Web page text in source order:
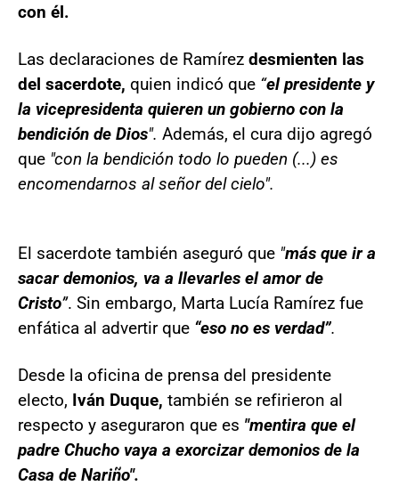
con él.
Las declaraciones de Ramírez desmienten las
del sacerdote, quien indicó que “el presidente y
la vicepresidenta quieren un gobierno con la
bendición de Dios". Además, el cura dijo agregó
que "con la bendición todo lo pueden (...) es
encomendarnos al señor del cielo".
El sacerdote también aseguró que "más que ir a
sacar demonios, va a llevarles el amor de
Cristo”. Sin embargo, Marta Lucía Ramírez fue
enfática al advertir que “eso no es verdad”.
Desde la oficina de prensa del presidente
electo, Iván Duque, también se refirieron al
respecto y aseguraron que es "mentira que el
padre Chucho vaya a exorcizar demonios de la
Casa de Nariño".